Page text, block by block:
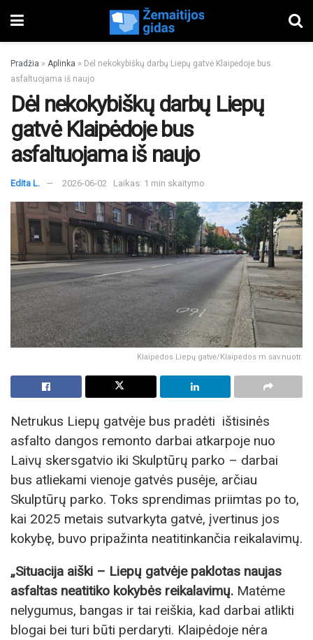
Pradžia » Aplinka » Dėl nekokybiškų darbų Liepų gatvė Klaipėdoje bus
asfaltuojama iš naujo
Dėl nekokybiškų darbų Liepų
gatvė Klaipėdoje bus
asfaltuojama iš naujo
Edita L. 2026-06-02 Laikas: 1 min skaitymo
Klaipėdos Liepų gatvė/Klaipėdos m.sav.nuotr.
Netrukus Liepų gatvėje bus pradėti ištisinės
asfalto dangos remonto darbai atkarpoje nuo
Laivų skersgatvio iki Skulptūrų parko – darbai
bus atliekami vienoje gatvės pusėje, arčiau
Skulptūrų parko. Toks sprendimas priimtas po to,
kai 2025 metais sutvarkyta gatvė, įvertinus jos
kokybę, buvo pripažinta neatitinkančia reikalavimų.
„Situacija aiški – Liepų gatvėje paklotas naujas
asfaltas neatitiko kokybės reikalavimų. Matėme
nelygumus, bangas ir tai reiškia, kad darbai atlikti
blogai bei turi būti perdaryti. Klaipėdoje nėra